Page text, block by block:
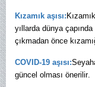
Kızamık aşısı:
yıllarda dünya
çıkmadan önce
COVID-19 aşısı:
güncel olması önerilir.